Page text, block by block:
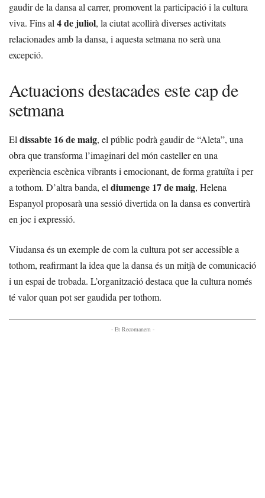
gaudir de la dansa al carrer, promovent la participació i la cultura
viva. Fins al 4 de juliol, la ciutat acollirà diverses activitats
relacionades amb la dansa, i aquesta setmana no serà una
excepció.
Actuacions destacades este cap de
setmana
El dissabte 16 de maig, el públic podrà gaudir de “Aleta”, una
obra que transforma l’imaginari del món casteller en una
experiència escènica vibrants i emocionant, de forma gratuïta i per
a tothom. D’altra banda, el diumenge 17 de maig, Helena
Espanyol proposarà una sessió divertida on la dansa es convertirà
en joc i expressió.
Viudansa és un exemple de com la cultura pot ser accessible a
tothom, reafirmant la idea que la dansa és un mitjà de comunicació
i un espai de trobada. L’organització destaca que la cultura només
té valor quan pot ser gaudida per tothom.
- Et Recomanem -